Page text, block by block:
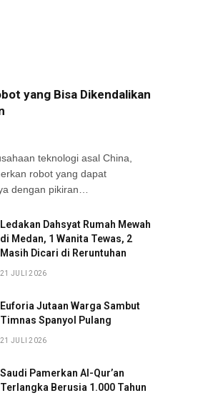
yang Bisa Dikendalikan
teknologi asal China,
robot yang dapat
dengan pikiran…
Ledakan Dahsyat Rumah Mewah
di Medan, 1 Wanita Tewas, 2
Masih Dicari di Reruntuhan
21 JULI 2026
Euforia Jutaan Warga Sambut
Timnas Spanyol Pulang
21 JULI 2026
Saudi Pamerkan Al-Qur’an
Terlangka Berusia 1.000 Tahun